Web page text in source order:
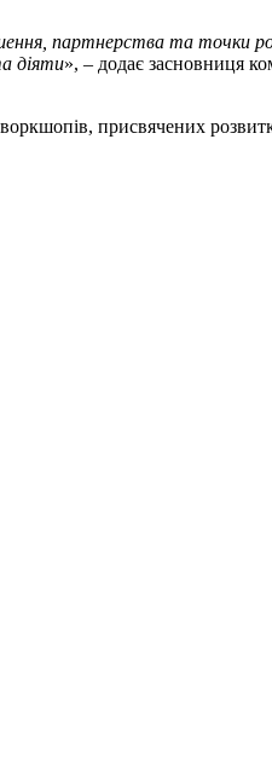
партнерства та точки
діяти», – додає засновниця
присвячених